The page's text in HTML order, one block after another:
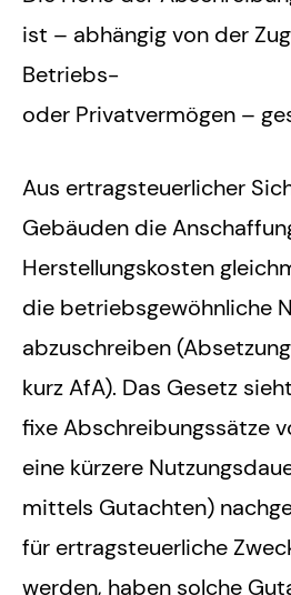
ist – abhängig von der
Betriebs-
oder Privatvermögen –
Aus ertragsteuerlicher
Gebäuden die
Herstellungskosten
die betriebsgewöhnliche
abzuschreiben
kurz AfA). Das Gesetz
fixe Abschreibungssätze
eine kürzere
mittels Gutachten)
für ertragsteuerliche
werden, haben solche